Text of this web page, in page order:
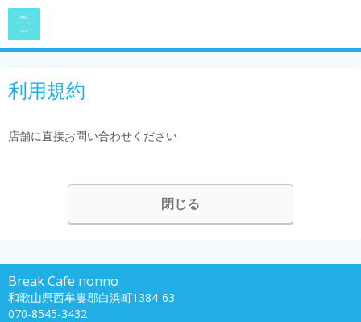
利用規約
店舗に直接お問い合わせください
閉じる
Break Cafe nonno
和歌山県西牟婁郡白浜町1384-63
070-8545-3432